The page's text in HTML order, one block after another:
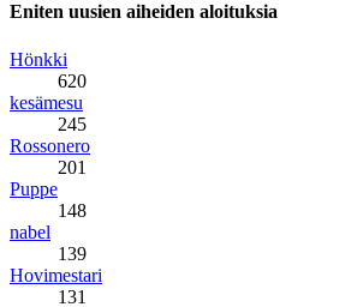
Eniten uusien aiheiden aloituksia
Hönkki
620
kesämesu
245
Rossonero
201
Puppe
148
nabel
139
Hovimestari
131